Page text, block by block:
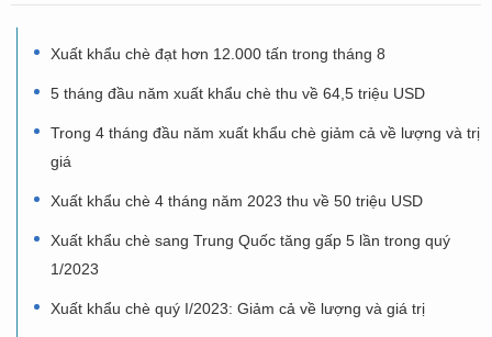
Xuất khẩu chè đạt hơn 12.000 tấn trong tháng 8
5 tháng đầu năm xuất khẩu chè thu về 64,5 triệu USD
Trong 4 tháng đầu năm xuất khẩu chè giảm cả về lượng và trị
giá
Xuất khẩu chè 4 tháng năm 2023 thu về 50 triệu USD
Xuất khẩu chè sang Trung Quốc tăng gấp 5 lần trong quý
1/2023
Xuất khẩu chè quý I/2023: Giảm cả về lượng và giá trị